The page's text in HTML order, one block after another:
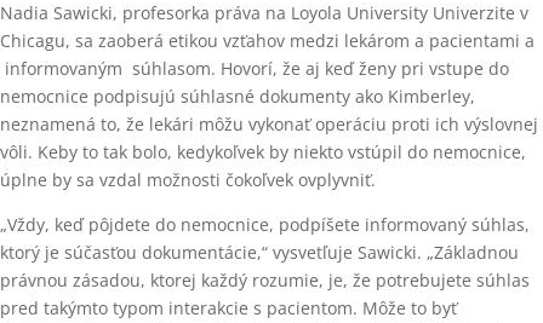
Nadia Sawicki, profesorka práva na Loyola University Univerzite v
Chicagu, sa zaoberá etikou vzťahov medzi lekárom a pacientami a
informovaným súhlasom. Hovorí, že aj keď ženy pri vstupe do
nemocnice podpisujú súhlasné dokumenty ako Kimberley,
neznamená to, že lekári môžu vykonať operáciu proti ich výslovnej
vôli. Keby to tak bolo, kedykoľvek by niekto vstúpil do nemocnice,
úplne by sa vzdal možnosti čokoľvek ovplyvniť.
„Vždy, keď pôjdete do nemocnice, podpíšete informovaný súhlas,
ktorý je súčasťou dokumentácie,“ vysvetľuje Sawicki. „Základnou
právnou zásadou, ktorej každý rozumie, je, že potrebujete súhlas
pred takýmto typom interakcie s pacientom. Môže to byť